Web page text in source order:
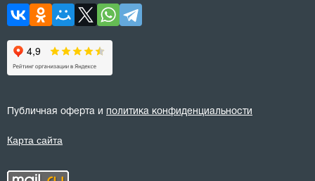
Публичная оферта и политика конфиденциальности
Карта сайта